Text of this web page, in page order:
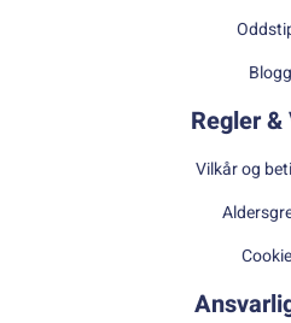
Blogg
Regler
Vilkår og